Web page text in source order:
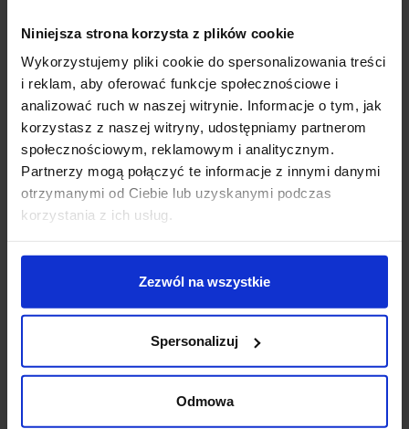
Niniejsza strona korzysta z plików cookie
Wykorzystujemy pliki cookie do spersonalizowania treści
i reklam, aby oferować funkcje społecznościowe i
analizować ruch w naszej witrynie. Informacje o tym, jak
korzystasz z naszej witryny, udostępniamy partnerom
społecznościowym, reklamowym i analitycznym.
Partnerzy mogą połączyć te informacje z innymi danymi
otrzymanymi od Ciebie lub uzyskanymi podczas
korzystania z ich usług.
Zezwól na wszystkie
Spersonalizuj
Odmowa
Wsparcie techniczne
Jeśli masz pytania lub potrzebujesz pomocy, zadzwoń
lub napisz do nas: pracujemy od 8:00 do 18:00,
odpowiedzi na e-maile od 8:00 do 22:00.
phone +48 694 000 777,+48 799 220 777
email sklep@salonled.pl
Metody płatności
Zapytaj o produkt